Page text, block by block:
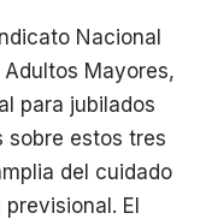
Nacional
Mayores,
para jubilados
sobre estos tres
del cuidado
El